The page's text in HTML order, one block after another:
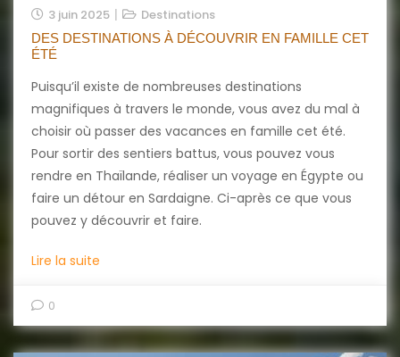
Accueil
3 juin 2025 Destinations
DES DESTINATIONS À DÉCOUVRIR EN FAMILLE CET
ÉTÉ
Puisqu’il existe de nombreuses destinations
magnifiques à travers le monde, vous avez du mal à
choisir où passer des vacances en famille cet été.
Pour sortir des sentiers battus, vous pouvez vous
rendre en Thaïlande, réaliser un voyage en Égypte ou
faire un détour en Sardaigne. Ci-après ce que vous
pouvez y découvrir et faire.
Lire la suite
0